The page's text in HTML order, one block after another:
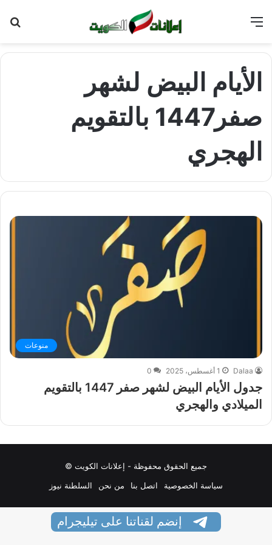
الأيام البيض لشهر
صفر1447 بالتقويم
الهجري
منوعات
Dalaa 1 أغسطس، 2025 0
جدول الأيام البيض لشهر صفر 1447 بالتقويم
الميلادي والهجري
جميع الحقوق محفوظة - إعلانات الكويت ©
سياسة الخصوصية
اتصل بنا من نحن السلطنة نيوز
إنضم لقناتنا على تيليجرام